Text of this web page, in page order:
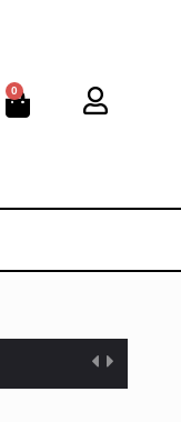
0